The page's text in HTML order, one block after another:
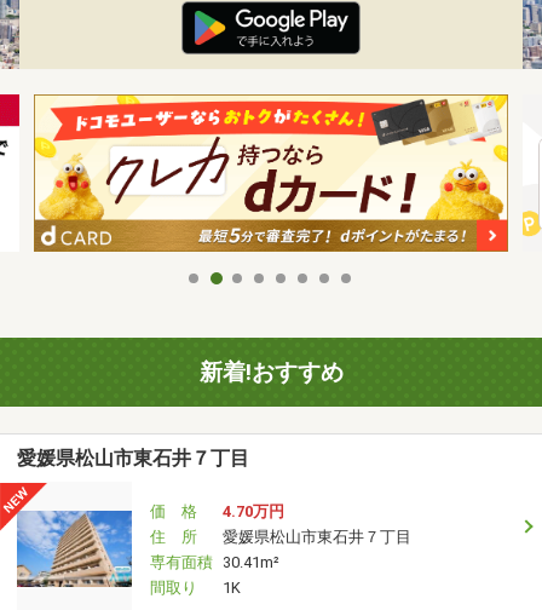
新着!おすすめ
愛媛県松山市東石井７丁目
価 格
4.70万円
住 所
愛媛県松山市東石井７丁目
専有面積 30.41m²
間取り
1K